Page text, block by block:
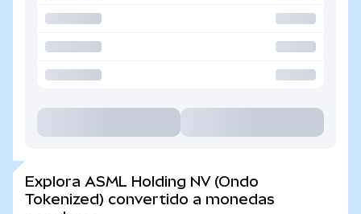
Explora ASML Holding NV (Ondo
Tokenized) convertido a monedas